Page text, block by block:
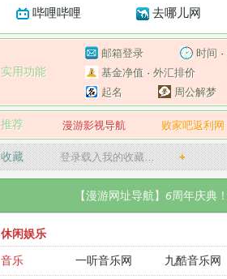
哔哩哔哩
去哪儿网
实用功能
邮箱登录 时间·
基金净值 · 外汇排价
起名
周公解梦
推荐 漫游影视导航 败家吧返利网
收藏 登录载入我的收藏… +
【漫游网址导航】6周年庆典！
休闲娱乐
音乐
一听音乐网 九酷音乐网